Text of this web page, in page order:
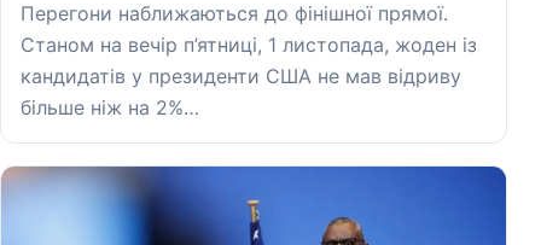
Перегони наближаються до фінішної прямої.
Станом на вечір п’ятниці, 1 листопада, жоден із
кандидатів у президенти США не мав відриву
більше ніж на 2%…